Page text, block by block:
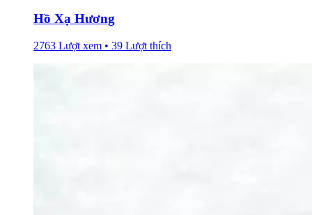
Hồ Xạ Hương
2763 Lượt xem • 39 Lượt thích